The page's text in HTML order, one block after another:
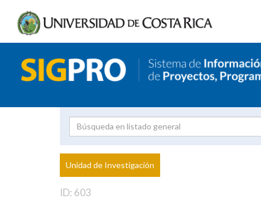
Proyecto
Investigador
Unidad de Investigación
ID: 603